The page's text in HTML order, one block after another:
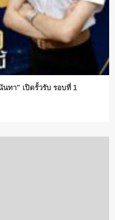
นทา” เปิดรั้วรับ รอบที่ 1